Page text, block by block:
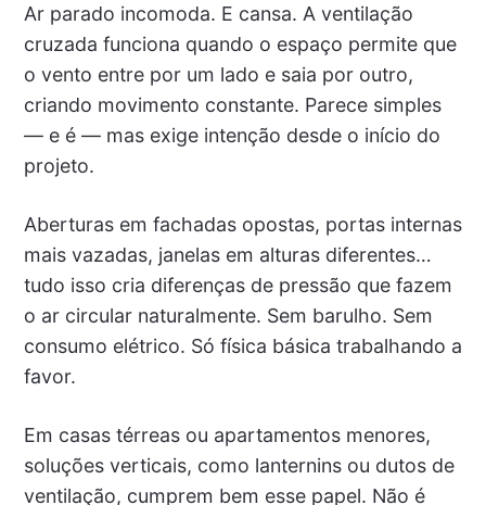
Ar parado incomoda. E cansa. A ventilação
cruzada funciona quando o espaço permite que
o vento entre por um lado e saia por outro,
criando movimento constante. Parece simples
— e é — mas exige intenção desde o início do
projeto.
Aberturas em fachadas opostas, portas internas
mais vazadas, janelas em alturas diferentes…
tudo isso cria diferenças de pressão que fazem
o ar circular naturalmente. Sem barulho. Sem
consumo elétrico. Só física básica trabalhando a
favor.
Em casas térreas ou apartamentos menores,
soluções verticais, como lanternins ou dutos de
ventilação, cumprem bem esse papel. Não é